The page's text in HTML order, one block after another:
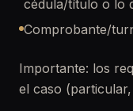
cédula/título o lo
Comprobante/
Importante: los
el caso